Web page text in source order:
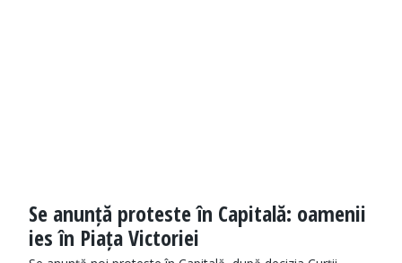
Se anunță proteste în Capitală: oamenii
ies în Piața Victoriei